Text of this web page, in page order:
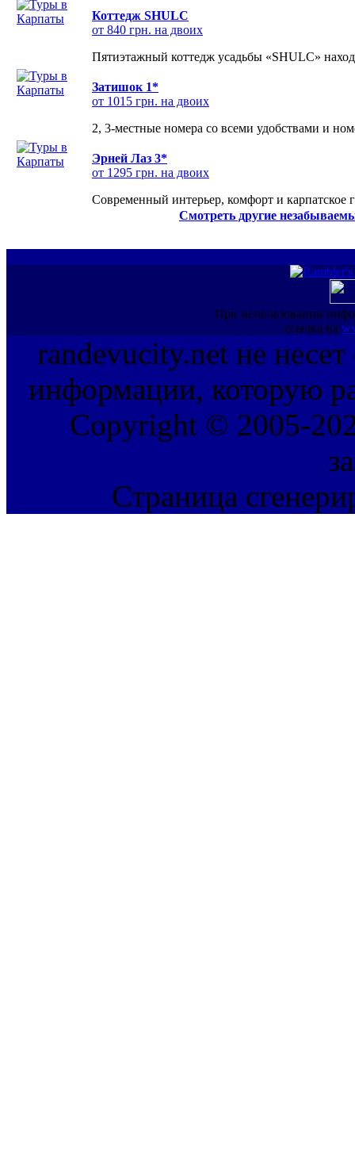
Коттедж SHULC
от 840 грн. на двоих
Пятиэтажный коттедж усадьбы «SHULC»
Затишок 1*
от 1015 грн. на двоих
2, 3-местные номера со всеми удобствами и
Эрней Лаз 3*
от 1295 грн. на двоих
Современный интерьер, комфорт и карпатское
Смотреть другие
При использовании
ссылка на
randevucity.net не несет
информации, которую
Copyright © 2005-
Страница